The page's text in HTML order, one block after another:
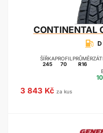
CONTINENTAL
D
ŠÍŘKA
245
PROFIL
70
PRŮMĚR
R16
3 843 Kč za kus